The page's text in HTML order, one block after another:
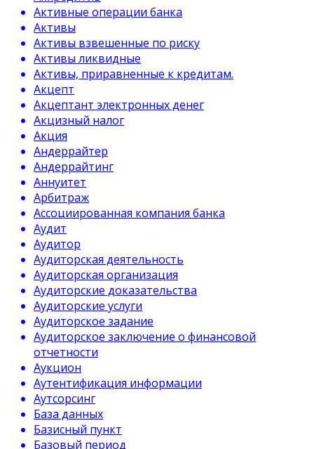
Активные операции банка
Активы
Активы взвешенные по риску
Активы ликвидные
Активы, приравненные к кредитам.
Акцепт
Акцептант электронных денег
Акцизный налог
Акция
Андеррайтер
Андеррайтинг
Аннуитет
Арбитраж
Ассоциированная компания банка
Аудит
Аудитор
Аудиторская деятельность
Аудиторская организация
Аудиторские доказательства
Аудиторские услуги
Аудиторское задание
Аудиторское заключение о финансовой
отчетности
Аукцион
Аутентификация информации
Аутсорсинг
База данных
Базисный пункт
Базовый период